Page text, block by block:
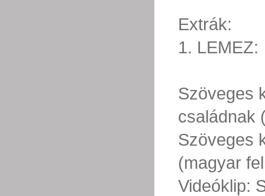
Extrák:
1. LEMEZ:
Szöveges
családnak
Szöveges
(magyar
Videóklip: